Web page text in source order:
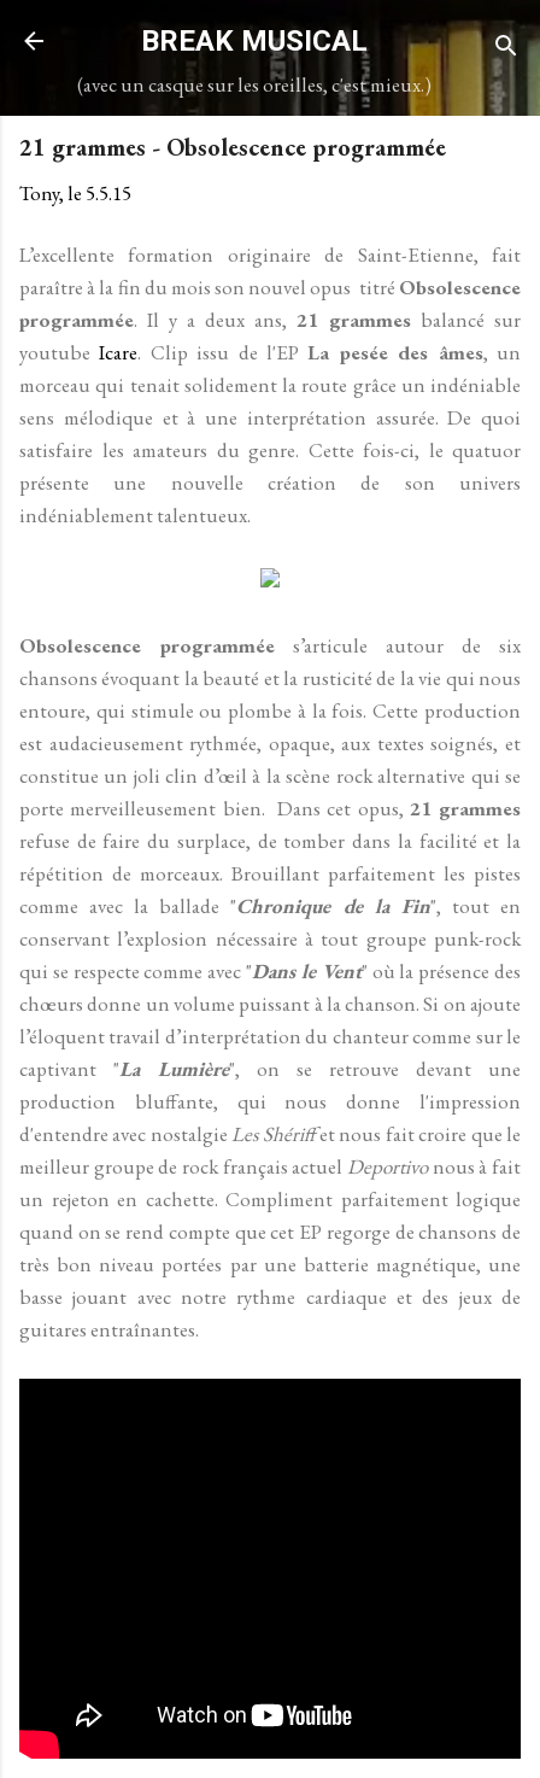
Accéder au contenu principal
BREAK MUSICAL
(avec un casque sur les oreilles, c'est mieux.)
21 grammes - Obsolescence programmée
Tony, le 5.5.15
L’excellente formation originaire de Saint-Etienne, fait
paraître à la fin du mois son nouvel opus titré Obsolescence
programmée. Il y a deux ans, 21 grammes balancé sur
youtubeIcare. Clip issu de l'EPLa pesée des âmes, un
morceau qui tenait solidement la route grâce un indéniable
sens mélodique et à une interprétation assurée. De quoi
satisfaire les amateurs du genre. Cette fois-ci, le quatuor
présente une nouvelle création de son univers
indéniablement talentueux.
Obsolescence programmée s’articule autour de six
chansons évoquant la beauté et la rusticité de la vie qui nous
entoure, qui stimule ou plombe à la fois. Cette production
est audacieusement rythmée, opaque, aux textes soignés, et
constitue un joli clin d’œil à la scène rock alternative qui se
porte merveilleusement bien. Dans cet opus, 21 grammes
refuse de faire du surplace, de tomber dans la facilité et la
répétition de morceaux. Brouillant parfaitement les pistes
comme avec la ballade "Chronique de la Fin", tout en
conservant l’explosion nécessaire à tout groupe punk-rock
qui se respecte comme avec "Dans le Vent" où la présence des
chœurs donne un volume puissant à la chanson. Si on ajoute
l’éloquent travail d’interprétation du chanteur comme sur le
captivant "La Lumière", on se retrouve devant une
production bluffante, qui nous donne l'impression
d'entendre avec nostalgie Les Shériffet nous fait croire que le
meilleur groupe de rock français actuel Deportivonous à fait
un rejeton en cachette. Compliment parfaitement logique
quand on se rend compte que cet EP regorge de chansons de
très bon niveau portées par une batterie magnétique, une
basse jouant avec notre rythme cardiaque et des jeux de
guitares entraînantes.